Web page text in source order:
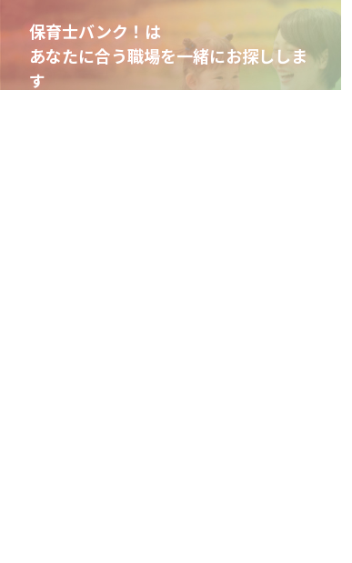
保育士バンク！は
あなたに合う職場を一緒にお探ししま
す